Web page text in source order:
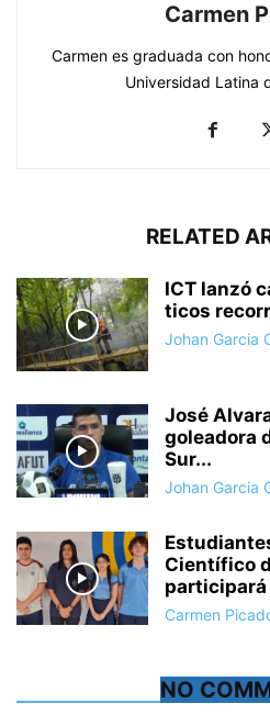
Carmen
Carmen es graduada con
Universidad Latina
RELATED
ICT lanzó
ticos
Johan Garcia
José
goleadora
Sur...
Johan Garcia
Científico
participará
Carmen
NO